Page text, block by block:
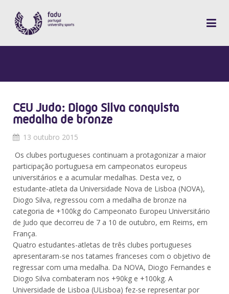
CEU Judo: Diogo Silva conquista
medalha de bronze
13 outubro 2015
Os clubes portugueses continuam a protagonizar a maior
participação portuguesa em campeonatos europeus
universitários e a acumular medalhas. Desta vez, o
estudante-atleta da Universidade Nova de Lisboa (NOVA),
Diogo Silva, regressou com a medalha de bronze na
categoria de +100kg do Campeonato Europeu Universitário
de Judo que decorreu de 7 a 10 de outubro, em Reims, em
França.
Quatro estudantes-atletas de três clubes portugueses
apresentaram-se nos tatames franceses com o objetivo de
regressar com uma medalha. Da NOVA, Diogo Fernandes e
Diogo Silva combateram nos +90kg e +100kg. A
Universidade de Lisboa (ULisboa) fez-se representar por